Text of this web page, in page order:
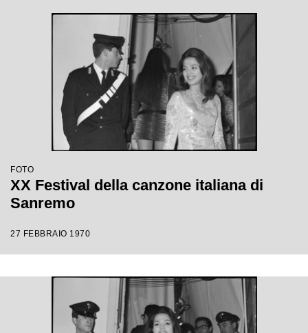
FOTO
XX Festival della canzone italiana di
Sanremo
27 FEBBRAIO 1970